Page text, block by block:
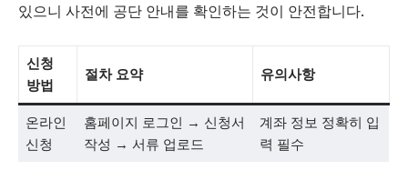
있으니 사전에 공단 안내를 확인하는 것이 안전합니다.
신청
방법
절차 요약 유의사항
온라인
신청
홈페이지 로그인 → 신청서
작성 → 서류 업로드
계좌 정보 정확히 입
력 필수